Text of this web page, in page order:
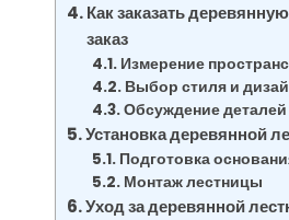
Как заказать
заказ
Измерение
Выбор стиля и
Обсуждение
Установка деревянной
Подготовка
Монтаж лестницы
Уход за деревянной